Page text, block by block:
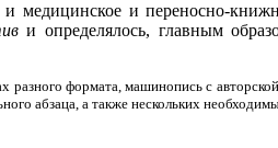
медицинское и переносно-
иви определялось, главным
разного формата, машинопись с
абзаца, а также нескольких